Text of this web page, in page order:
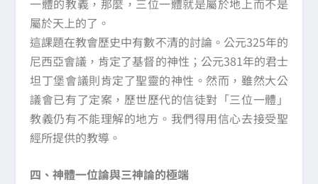
屬於天上的了。
這課題在教會歷史中有數不清的討論。公元325年的
尼西亞會議，肯定了基督的神性；公元381年的君士
坦丁堡會議則肯定了聖靈的神性。然而，雖然大公
議會已有了定案，歷世歷代的信徒對「三位一體」
教義仍有不能理解的地方。我們得用信心去接受聖
經所提供的教導。
四、神體一位論與三神論的極端